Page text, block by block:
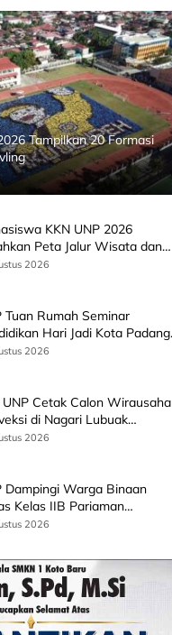
Tampilkan 20 Formasi
KKN UNP 2026
Peta Jalur Wisata dan
Administrasi Nagari
2026
Tuan Rumah Seminar
Hari Jadi Kota Padang
Wamen Diktisainstek dan
2026
UNP Cetak Calon Wirausaha
di Nagari Lubuak
Limapuluh Kota
2026
Dampingi Warga Binaan
Kelas IIB Pariaman
Produk Kreatif
2026